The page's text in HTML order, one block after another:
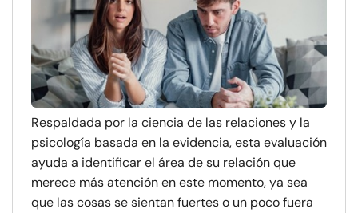
Respaldada por la ciencia de las relaciones y la
psicología basada en la evidencia, esta evaluación
ayuda a identificar el área de su relación que
merece más atención en este momento, ya sea
que las cosas se sientan fuertes o un poco fuera